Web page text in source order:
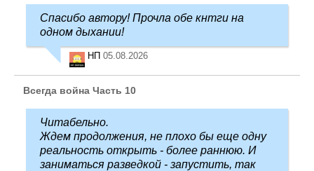
Спасибо автору! Прочла обе кнтги на
одном дыхании!
НП 05.08.2026
Всегда война Часть 10
Читабельно.
Ждем продолжения, не плохо бы еще одну
реальность открыть - более раннюю. И
заниматься разведкой - запустить, так